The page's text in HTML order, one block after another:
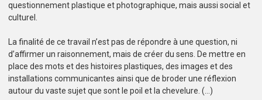
questionnement plastique et photographique, mais aussi social et
culturel.
La finalité de ce travail n’est pas de répondre à une question, ni
d’affirmer un raisonnement, mais de créer du sens. De mettre en
place des mots et des histoires plastiques, des images et des
installations communicantes ainsi que de broder une réflexion
autour du vaste sujet que sont le poil et la chevelure. (…)